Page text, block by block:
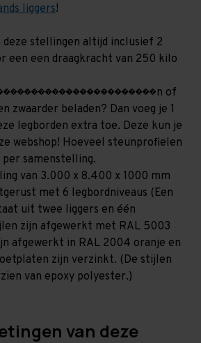
liggers!
deze stellingen altijd inclusief 2
een een draagkracht van 250 kilo
of
zwaarder beladen? Dan voeg je 1
legborden extra toe. Deze kun je
webshop! Hoeveel steunprofielen
samenstelling.
van 3.000 x 8.400 x 1000 mm
met 6 legbordniveaus (Een
uit twee liggers en één
zijn afgewerkt met RAL 5003
afgewerkt in RAL 2004 oranje en
zijn verzinkt. (De stijlen
van epoxy polyester.)
van deze